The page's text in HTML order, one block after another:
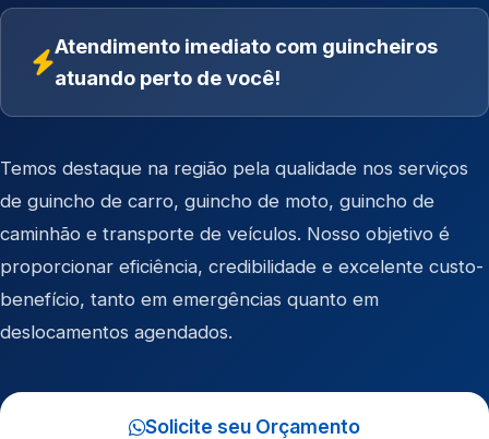
Atendimento imediato com guincheiros
atuando perto de você!
Temos destaque na região pela qualidade nos serviços
de guincho de carro, guincho de moto, guincho de
caminhão e transporte de veículos. Nosso objetivo é
proporcionar eficiência, credibilidade e excelente custo-
benefício, tanto em emergências quanto em
deslocamentos agendados.
Solicite seu Orçamento